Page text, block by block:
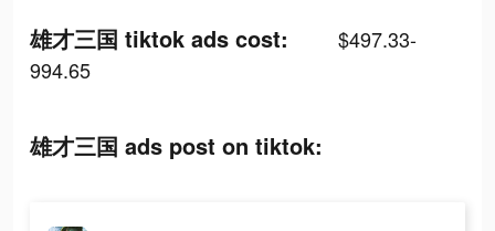
雄才三国 tiktok ads cost:
$497.33-
994.65
雄才三国 ads post on tiktok: